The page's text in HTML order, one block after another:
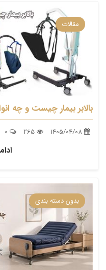
مقالات
بالابر بیمار چیست و چه
بدون دسته بندی